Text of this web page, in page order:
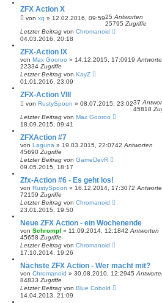
ZFX Action X
von xq » 12.02.2016, 09:5925 Antworten
25795 Zugriffe
Letzter Beitrag von Chromanoid
04.03.2016, 20:18
ZFX-Action IX
von Max Gooroo » 14.12.2015, 17:0919
22334 Zugriffe
Letzter Beitrag von KayZ
01.01.2016, 23:09
ZFX-Action VIII
von RustySpoon » 08.07.2015, 23:0237
45818
Letzter Beitrag von Max Gooroo
18.09.2015, 09:41
ZFXAction #7
von Laguna » 19.03.2015, 22:0742 Antworten
45690 Zugriffe
Letzter Beitrag von GameDevR
09.05.2015, 18:17
Zfx-Action #6 - Es geht los!
von RustySpoon » 16.12.2014, 17:3072
72159 Zugriffe
Letzter Beitrag von Chromanoid
23.01.2015, 19:50
Neue ZFX Action - ein Wochenende
von Schrompf» 11.09.2014, 12:1842 Antworten
45658 Zugriffe
Letzter Beitrag von Chromanoid
17.10.2014, 19:26
Nächste ZFX Action - Wer macht mit?
von Chromanoid » 30.08.2010, 12:2945
84833 Zugriffe
Letzter Beitrag von Blue Cobold
14.04.2013, 21:09